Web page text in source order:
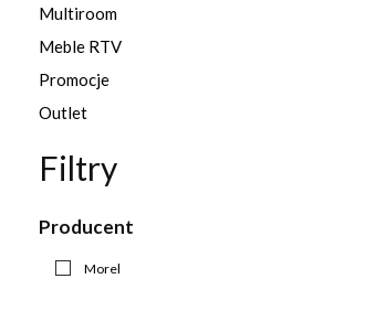
Multiroom
Meble RTV
Promocje
Outlet
Filtry
Producent
Morel